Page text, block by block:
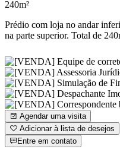
240m²
Prédio com loja no andar
na parte superior. Total de
Agendar uma visita
Adicionar à lista de desejos
Entre em contato